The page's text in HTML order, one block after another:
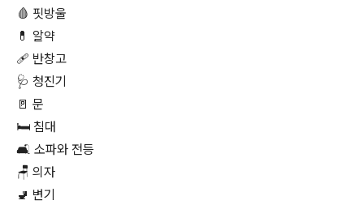
🩸 핏방울
💊 알약
🩹 반창고
🩺 청진기
🚪 문
🛏 침대
🛋 소파와 전등
🪑 의자
🚽 변기